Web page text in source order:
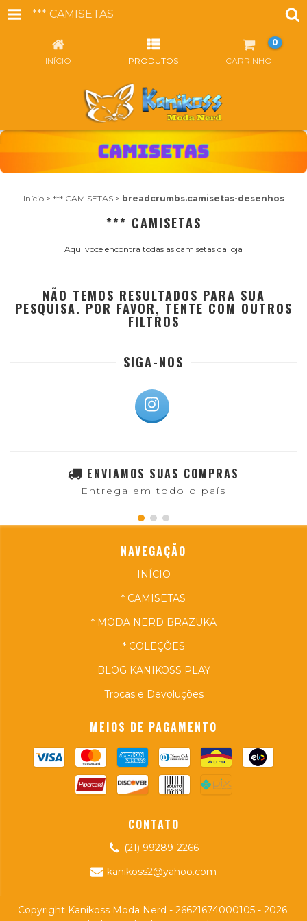
*** CAMISETAS
INÍCIO PRODUTOS CARRINHO
0
Início > *** CAMISETAS > breadcrumbs.camisetas-desenhos
*** CAMISETAS
Aqui voce encontra todas as camisetas da loja
NÃO TEMOS RESULTADOS PARA SUA
PESQUISA. POR FAVOR, TENTE COM OUTROS
FILTROS
SIGA-NOS
ENVIAMOS SUAS COMPRAS
Entrega em todo o país
NAVEGAÇÃO
INÍCIO
* CAMISETAS
* MODA NERD BRAZUKA
* COLEÇÕES
BLOG KANIKOSS PLAY
Trocas e Devoluções
MEIOS DE PAGAMENTO
CONTATO
(21) 99289-2266
kanikoss2@yahoo.com
Copyright Kanikoss Moda Nerd - 26621674000105 - 2026.